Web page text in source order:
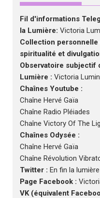
Fil d'informations
la Lumière: Victoria
Collection personnelle
spiritualité et
Observatoire subjectif
Lumière : Victoria
Chaînes Youtube :
Chaîne Hervé Gaïa
Chaîne Radio Pléiades
Chaîne Victory Of The
Chaînes Odysée :
Chaîne Hervé Gaïa
Chaîne Révolution
Twitter : En fin la lumière
Page Facebook :
VK (équivalent